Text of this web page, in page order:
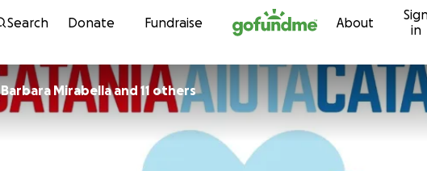
Skip to content
Search Donate Fundraise About
in
Barbara Mirabella and 11 others